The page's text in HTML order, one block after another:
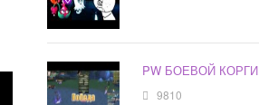
PW БОЕВОЙ КОРГИ
9810